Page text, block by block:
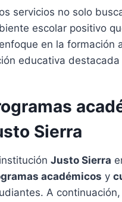
servicios no solo
escolar positivo
en la formación
educativa
Sierra
Justo Sierra
académicos y
A